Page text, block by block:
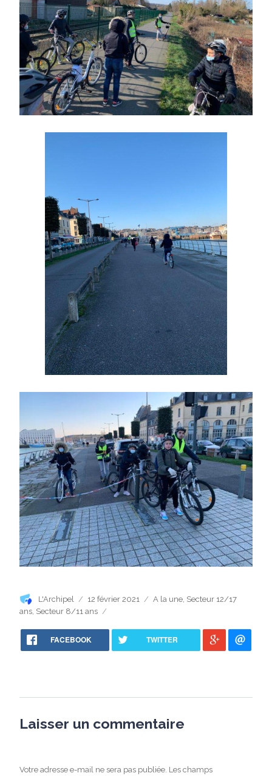
Auteur
L'Archipel
Publié
le
12 février 2021 Catégories
A la une, Secteur 12/17
ans, Secteur 8/11 ans
FACEBOOK TWITTER
Laisser un commentaire
Votre adresse e-mail ne sera pas publiée. Les champs